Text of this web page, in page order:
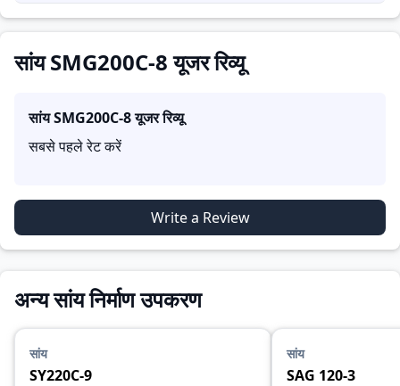
सांय SMG200C-8 यूजर रिव्यू
सांय SMG200C-8यूजर रिव्यू
सबसे पहले रेट करें
Write a Review
अन्य सांय निर्माण उपकरण
सांय
SY220C-9
सांय
SAG 120-3